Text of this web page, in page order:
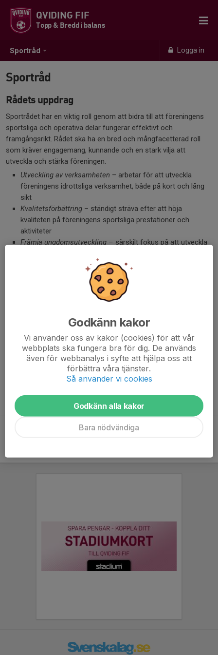
Sportråd Logga in
QVIDING FIF
Topp & Bredd i balans
Sportråd
Rådets uppdrag
Sportrådet har en viktig roll genom att bidra till att föreningens
sportsliga och operativa delar fungerar effektivt och
framgångsrikt. Rådet ska ha en bred och mångfacetterad roll
som kräver engagemang, kunnande och en stark vilja att
utveckla och stärka föreningen.
Utveckling av verksamheten – arbetar för att utveckla
föreningens idrottsliga verksamhet, både på kort och lång
sikt
Kvalitetsförbättring – ständigt sträva efter att höja
kvaliteten på föreningens sportsliga prestationer och
aktiviteter
Främja ungdomsutveckling – särskilt fokus på att utveckla
generation av spelare
Lasse Ternström (sportkontoret)
Jon Mörner
Jens Wålemark
Emil Ordasi
Lennart Myrbäck
📞Kontaktuppgifter
Godkänn kakor
Vi använder oss av kakor (cookies) för att vår
webbplats ska fungera bra för dig. De används
även för webbanalys i syfte att hjälpa oss att
förbättra våra tjänster.
Så använder vi cookies
Godkänn alla kakor
Bara nödvändiga